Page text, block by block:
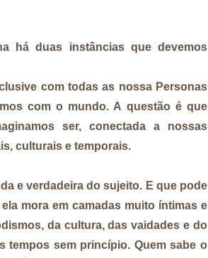
há duas instâncias que devemos
com todas as nossa Personas
com o mundo. A questão é que
ser, conectada a nossas
culturais e temporais.
e verdadeira do sujeito. E que pode
mora em camadas muito íntimas e
da cultura, das vaidades e do
tempos sem princípio. Quem sabe o